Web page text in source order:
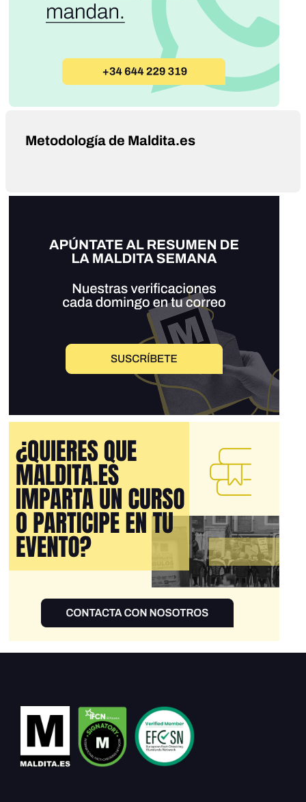
Metodología de Maldita.es